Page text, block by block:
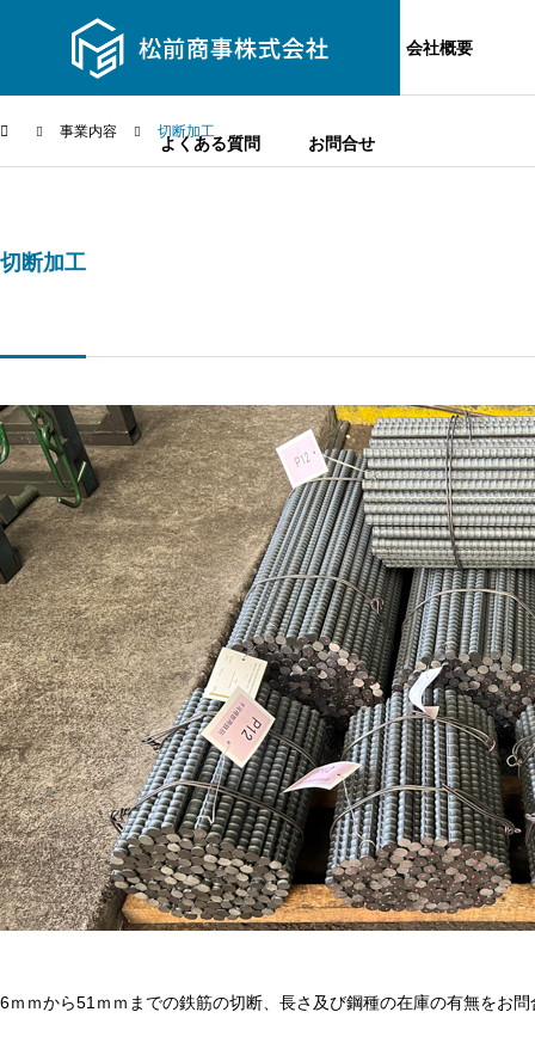
お知らせ 事業内容 主要設備 会社概要
よくある質問 お問合せ
事業内容 切断加工
切断加工
6ｍｍから51ｍｍまでの鉄筋の切断、長さ及び鋼種の在庫の有無をお